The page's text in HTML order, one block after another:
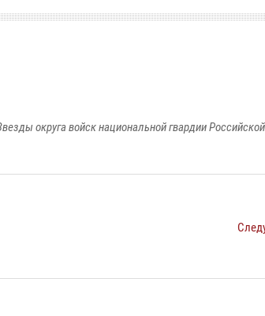
округа войск национальной гвардии